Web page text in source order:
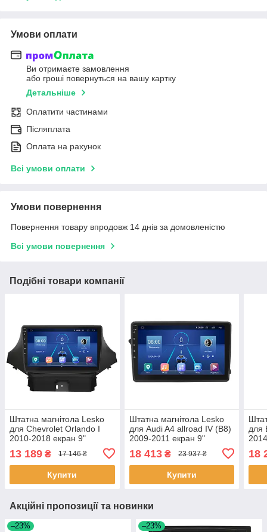
Умови оплати
Ви отримаєте замовлення
або гроші повернуться на вашу картку
Детальніше
Оплатити частинами
Післяплата
Оплата на рахунок
Всі умови оплати
Умови повернення
Повернення товару впродовж 14 днів за домовленістю
Всі умови повернення
Подібні товари компанії
Штатна магнітола Lesko
для Chevrolet Orlando I
2010-2018 екран 9"
4/64Gb 4G Wi-Fi GPS Top
Шевроле 3 шт.
13 189 ₴ 17 146 ₴
Купити
Штатна магнітола Lesko
для Audi A4 allroad IV (B8)
2009-2011 екран 9"
6/128Gb 4G Wi-Fi GPS Top
1 шт.
18 413₴ 23 937 ₴
Купити
для
18
Акційні пропозиції та новинки
–23% –23%